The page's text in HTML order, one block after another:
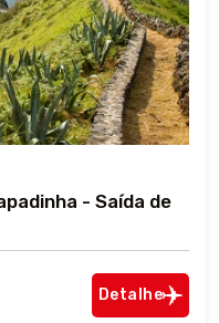
- Saída de
Detalhe